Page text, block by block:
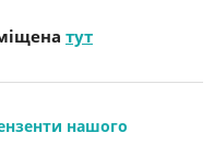
тут
нашого